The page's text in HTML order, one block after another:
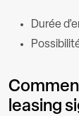
Durée
leasing